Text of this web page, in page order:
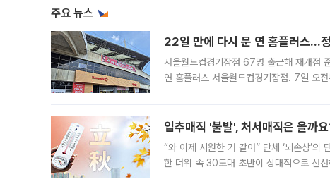
주요 뉴스
22일 만에 다시 문 연 홈플러스…
서울월드컵경기장점 67명 출근해 재개점
연 홈플러스 서울월드컵경기장점. 7일 오
입추매직 '불발', 처서매직은 올까
“와 이제 시원한 거 같아” 단체 ‘뇌손상’
한 더위 속 30도대 초반이 상대적으로 선